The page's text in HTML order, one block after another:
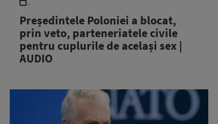
Președintele Poloniei a blocat,
prin veto, parteneriatele civile
pentru cuplurile de același sex |
AUDIO